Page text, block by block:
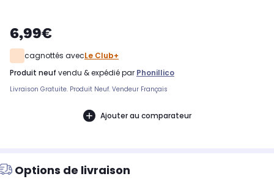
6,99€
cagnottés avecLe Club+
produit neuf vendu & expédié par Phonillico
Livraison Gratuite. Produit Neuf. Vendeur Français
Ajouter au comparateur
Options de livraison